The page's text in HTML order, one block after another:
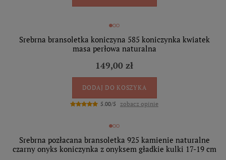
Srebrna bransoletka koniczyna 585 koniczynka kwiatek
masa perłowa naturalna
149,00 zł
DODAJ DO KOSZYKA
5.00/5 zobacz opinie
Srebrna pozłacana bransoletka 925 kamienie naturalne
czarny onyks koniczynka z onyksem gładkie kulki 17-19 cm